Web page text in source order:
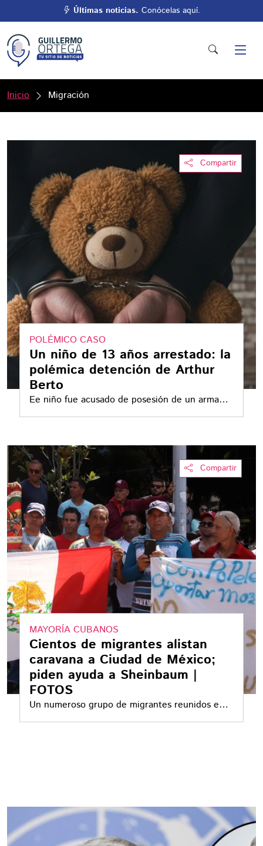
Últimas noticias. Conócelas aquí.
Inicio Migración
Compartir
POLÉMICO CASO
Un niño de 13 años arrestado: la
polémica detención de Arthur
Berto
Ee niño fue acusado de posesión de un arma
peligrosa; defensores de derechos humanos y
Compartir
MAYORÍA CUBANOS
Cientos de migrantes alistan
caravana a Ciudad de México;
piden ayuda a Sheinbaum |
FOTOS
Un numeroso grupo de migrantes reunidos en
Tapachula, Chiapas, buscan regularizar su